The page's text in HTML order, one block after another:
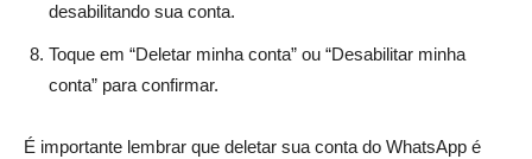
desabilitando sua conta.
Toque em “Deletar minha conta” ou “Desabilitar minha
conta” para confirmar.
É importante lembrar que deletar sua conta do WhatsApp é